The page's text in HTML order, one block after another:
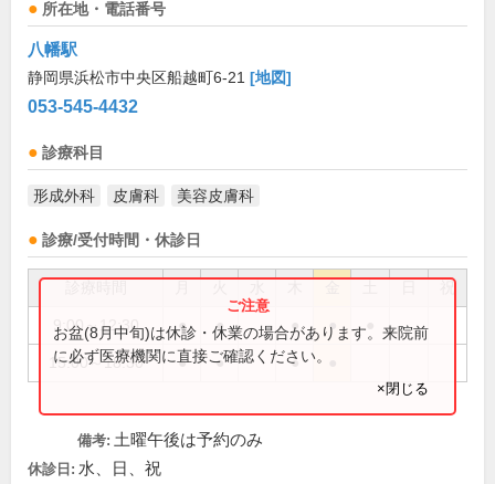
所在地・電話番号
八幡駅
静岡県浜松市中央区船越町6-21 [地図]
053-545-4432
診療科目
形成外科 皮膚科 美容皮膚科
診療/受付時間・休診日
祝
9:00～12:30 ● ● ● ●
15:00～18:30 ● ● ●
お盆(8月中旬)は休診・休業の場合があります。来院前
に必ず医療機関に直接ご確認ください。
×閉じる
備考: 土曜午後は予約のみ
休診日: 水、日、祝